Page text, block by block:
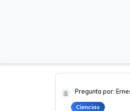
Pregunta por:
Ciencias